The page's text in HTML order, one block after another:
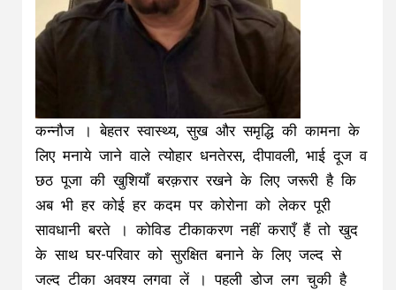
कन्नौज । बेहतर स्वास्थ्य, सुख और समृद्धि की कामना के
लिए मनाये जाने वाले त्योहार धनतेरस, दीपावली, भाई दूज व
छठ पूजा की खुशियाँ बरक़रार रखने के लिए जरूरी है कि
अब भी हर कोई हर कदम पर कोरोना को लेकर पूरी
सावधानी बरते । कोविड टीकाकरण नहीं कराएँ हैं तो खुद
के साथ घर-परिवार को सुरक्षित बनाने के लिए जल्द से
जल्द टीका अवश्य लगवा लें । पहली डोज लग चुकी है